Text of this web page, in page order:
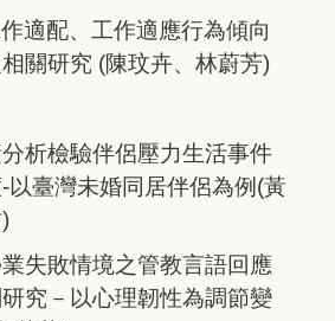
適配、工作適應行為傾向
關研究 (陳玟卉、林蔚芳)
析檢驗伴侶壓力生活事件
以臺灣未婚同居伴侶為例(黃
失敗情境之管教言語回應
究－以心理韌性為調節變